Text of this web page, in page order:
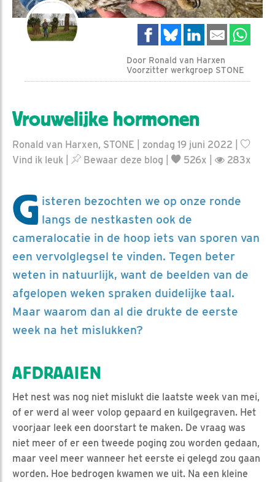
Door Ronald van Harxen
Voorzitter werkgroep STONE
Vrouwelijke hormonen
Ronald van Harxen, STONE | zondag 19 juni 2022 |
Vind ik leuk
Bewaar deze blog 526x | 283x
G isteren bezochten we op onze ronde
langs de nestkasten ook de
cameralocatie in de hoop iets van sporen van
een vervolglegsel te vinden. Tegen beter
weten in natuurlijk, want de beelden van de
afgelopen weken spraken duidelijke taal.
Maar waarom dan al die drukte de eerste
week na het mislukken?
AFDRAAIEN
Het nest was nog niet mislukt die laatste week van mei,
of er werd al weer volop gepaard en kuilgegraven. Het
voorjaar leek een doorstart te maken. De vraag was
niet meer of er een tweede poging zou worden gedaan,
maar veel meer wanneer het eerste ei gelegd zou gaan
worden. Hoe bedrogen kwamen we uit. Na een kleine